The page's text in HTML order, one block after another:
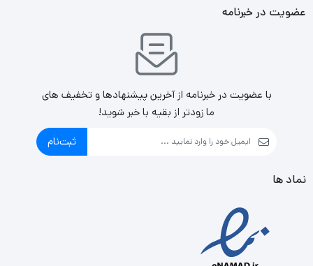
عضویت در خبرنامه
با عضویت در خبرنامه از آخرین پیشنهادها و تخفیف های
ما زودتر از بقیه با خبر شوید!
ثبت‌نام
نماد ها